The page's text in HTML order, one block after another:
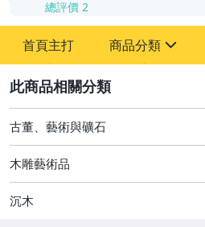
總評價 2
首頁主打 商品分類
其它
[全店] 周年慶
[全店] 粉絲專享
古董、藝術與礦石
木雕藝術品
沉木